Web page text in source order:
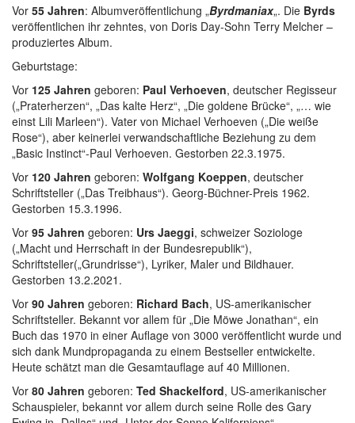
Vor 55 Jahren: Albumveröffentlichung „Byrdmaniax„. Die Byrds
veröffentlichen ihr zehntes, von Doris Day-Sohn Terry Melcher –
produziertes Album.
Geburtstage:
Vor 125 Jahren geboren: Paul Verhoeven, deutscher Regisseur
(„Praterherzen“, „Das kalte Herz“, „Die goldene Brücke“, „… wie
einst Lili Marleen“). Vater von Michael Verhoeven („Die weiße
Rose“), aber keinerlei verwandschaftliche Beziehung zu dem
„Basic Instinct“-Paul Verhoeven. Gestorben 22.3.1975.
Vor 120 Jahren geboren: Wolfgang Koeppen, deutscher
Schriftsteller („Das Treibhaus“). Georg-Büchner-Preis 1962.
Gestorben 15.3.1996.
Vor 95 Jahren geboren: Urs Jaeggi, schweizer Soziologe
(„Macht und Herrschaft in der Bundesrepublik“),
Schriftsteller(„Grundrisse“), Lyriker, Maler und Bildhauer.
Gestorben 13.2.2021.
Vor 90 Jahren geboren: Richard Bach, US-amerikanischer
Schriftsteller. Bekannt vor allem für „Die Möwe Jonathan“, ein
Buch das 1970 in einer Auflage von 3000 veröffentlicht wurde und
sich dank Mundpropaganda zu einem Bestseller entwickelte.
Heute schätzt man die Gesamtauflage auf 40 Millionen.
Vor 80 Jahren geboren: Ted Shackelford, US-amerikanischer
Schauspieler, bekannt vor allem durch seine Rolle des Gary